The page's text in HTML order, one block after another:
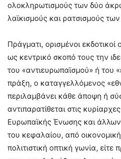
ολοκληρωτισμούς των δύο
λαϊκισμούς και ρατσισμούς
Πράγματι, ορισμένοι
ως κεντρικό σκοπό τους την
του «αντιευρωπαϊσμού» ή του
πράξη, ο καταγγελλόμενος
περιλαμβάνει κάθε άποψη ή
αντιπαρατίθεται στις
Ευρωπαϊκής Ένωσης και
του κεφαλαίου, από
πολιτιστική οπτική γωνία, είτε